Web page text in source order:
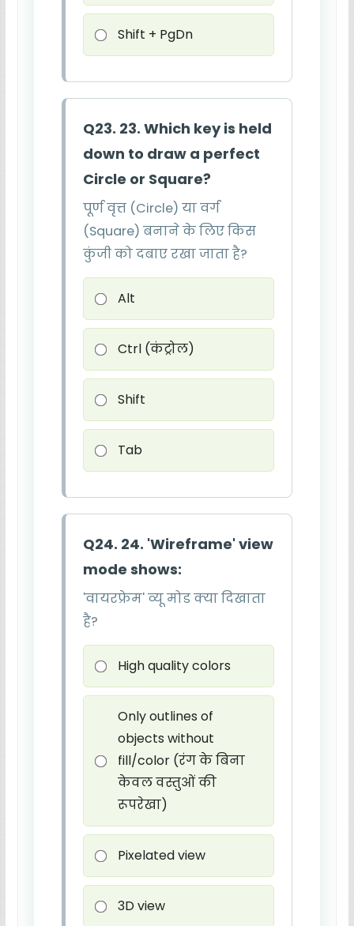
Shift + PgDn
Q23. 23. Which key is held
down to draw a perfect
Circle or Square?
पूर्ण वृत्त (Circle) या वर्ग
(Square) बनाने के लिए किस
कुंजी को दबाए रखा जाता है?
Alt
Ctrl (कंट्रोल)
Shift
Tab
Q24. 24. 'Wireframe' view
mode shows:
'वायरफ्रेम' व्यू मोड क्या दिखाता
है?
High quality colors
Only outlines of
objects without
fill/color (रंग के बिना
केवल वस्तुओं की
रूपरेखा)
Pixelated view
3D view